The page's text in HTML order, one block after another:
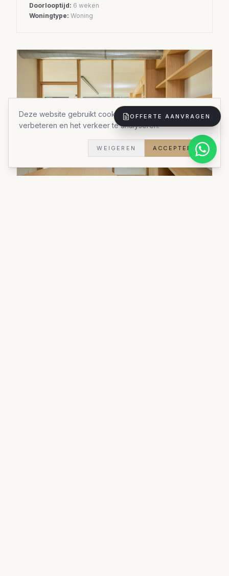
OFFERTE AANVRAGEN
Deze website gebruikt cookies om uw ervaring te
verbeteren en het verkeer te analyseren.
WEIGEREN ACCEPTEREN
Doorlooptijd: 6 weken
Woningtype: Woning